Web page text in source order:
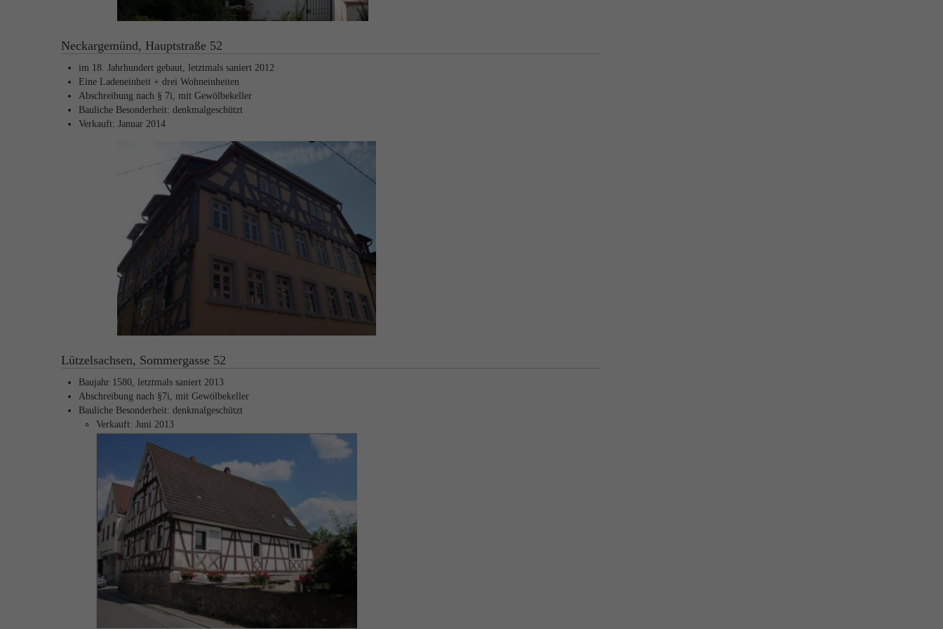
Neckargemünd, Hauptstraße 52
im 18. Jahrhundert gebaut, letztmals saniert 2012
Eine Ladeneinheit + drei Wohneinheiten
Abschreibung nach § 7i, mit Gewölbekeller
Bauliche Besonderheit: denkmalgeschützt
Verkauft: Januar 2014
Lützelsachsen, Sommergasse 52
Baujahr 1580, letztmals saniert 2013
Abschreibung nach §7i, mit Gewölbekeller
Bauliche Besonderheit: denkmalgeschützt
Verkauft: Juni 2013